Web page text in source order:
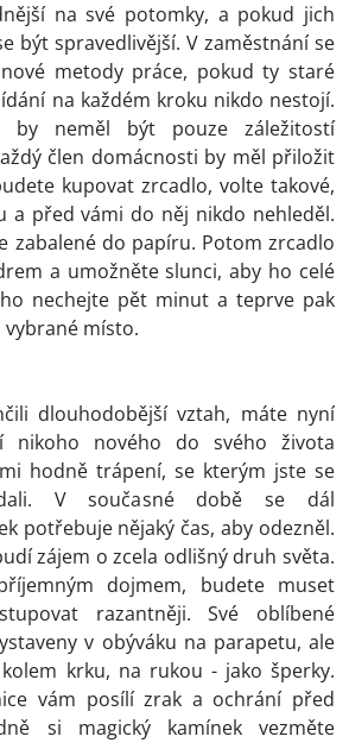
na své potomky, a pokud jich
být spravedlivější. V zaměstnání se
metody práce, pokud ty staré
na každém kroku nikdo nestojí.
by neměl být pouze záležitostí
člen domácnosti by měl přiložit
kupovat zrcadlo, volte takové,
a před vámi do něj nikdo nehleděl.
zabalené do papíru. Potom zrcadlo
a umožněte slunci, aby ho celé
nechejte pět minut a teprve pak
místo.
dlouhodobější vztah, máte nyní
nikoho nového do svého života
hodně trápení, se kterým jste se
V současné době se dál
potřebuje nějaký čas, aby odezněl.
zájem o zcela odlišný druh světa.
dojmem, budete muset
razantněji. Své oblíbené
v obýváku na parapetu, ale
krku, na rukou - jako šperky.
vám posílí zrak a ochrání před
si magický kamínek vezměte